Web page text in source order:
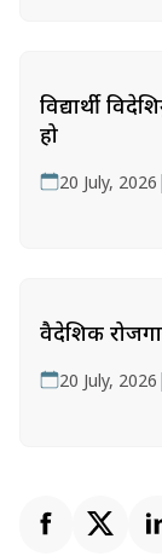
विद्यार्थी
हो
20 July, 2026
वैदेशिक
20 July, 2026